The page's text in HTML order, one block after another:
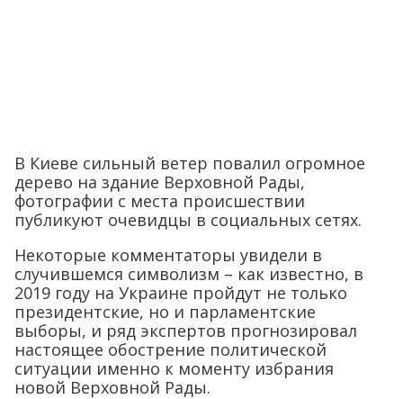
В Киеве сильный ветер повалил огромное
дерево на здание Верховной Рады,
фотографии с места происшествии
публикуют очевидцы в социальных сетях.
Некоторые комментаторы увидели в
случившемся символизм – как известно, в
2019 году на Украине пройдут не только
президентские, но и парламентские
выборы, и ряд экспертов прогнозировал
настоящее обострение политической
ситуации именно к моменту избрания
новой Верховной Рады.